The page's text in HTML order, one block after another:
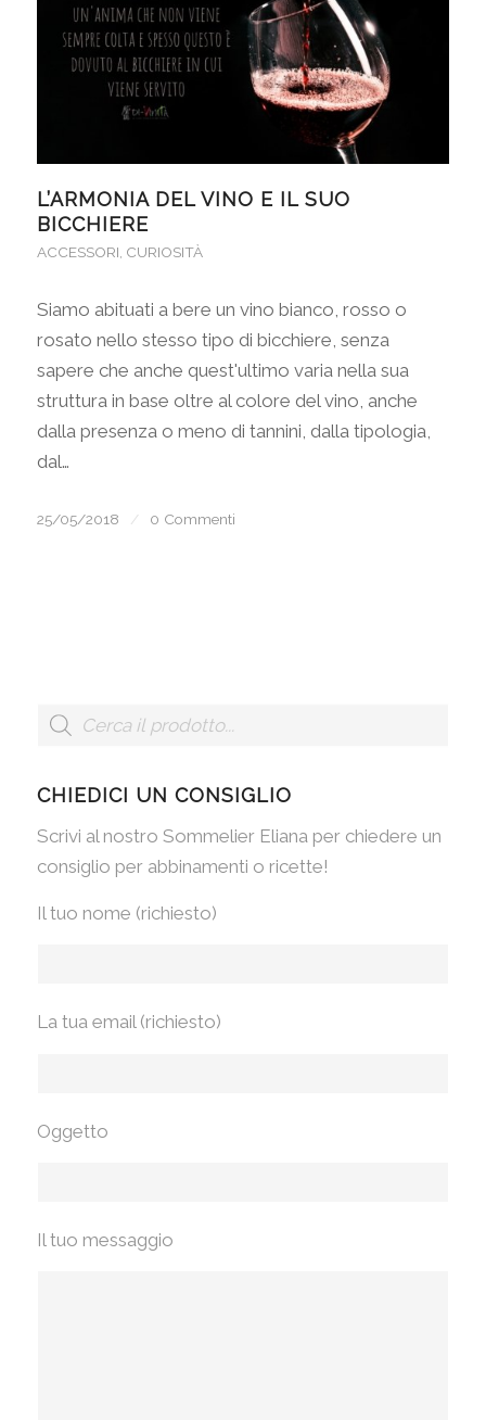
L’ARMONIA DEL VINO E IL SUO
BICCHIERE
ACCESSORI CURIOSITÀ
Siamo abituati a bere un vino bianco, rosso o
rosato nello stesso tipo di bicchiere, senza
sapere che anche quest'ultimo varia nella sua
struttura in base oltre al colore del vino, anche
dalla presenza o meno di tannini, dalla tipologia,
dal…
25/05/2018 / 0 Commenti
CHIEDICI UN CONSIGLIO
Scrivi al nostro Sommelier Eliana per chiedere un
consiglio per abbinamenti o ricette!
Il tuo nome (richiesto)
La tua email (richiesto)
Oggetto
Il tuo messaggio